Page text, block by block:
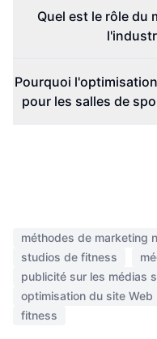
Quel est le rôle du
Pourquoi
pour les salles de
méthodes de marketing
studios de fitness
publicité sur les médias
optimisation du site Web
fitness